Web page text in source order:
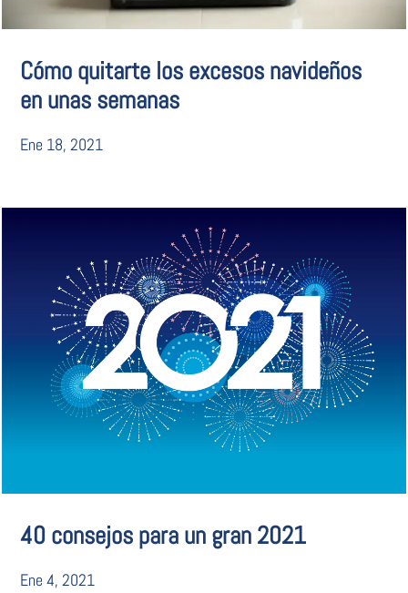
Cómo quitarte los excesos navideños
en unas semanas
Ene 18, 2021
40 consejos para un gran 2021
Ene 4, 2021